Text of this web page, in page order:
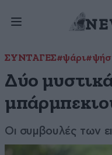
ΣΥΝΤΑΓΕΣ#ψάρι
Δύο
Οι συμβουλές των